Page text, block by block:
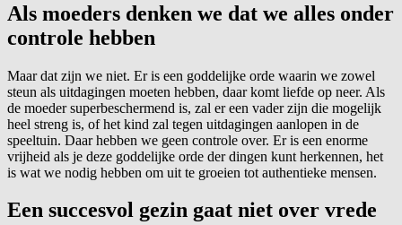
Als moeders denken we dat we alles onder
controle hebben
Maar dat zijn we niet. Er is een goddelijke orde waarin we zowel
steun als uitdagingen moeten hebben, daar komt liefde op neer. Als
de moeder superbeschermend is, zal er een vader zijn die mogelijk
heel streng is, of het kind zal tegen uitdagingen aanlopen in de
speeltuin. Daar hebben we geen controle over. Er is een enorme
vrijheid als je deze goddelijke orde der dingen kunt herkennen, het
is wat we nodig hebben om uit te groeien tot authentieke mensen.
Een succesvol gezin gaat niet over vrede